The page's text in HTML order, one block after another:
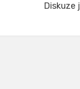
Diskuze